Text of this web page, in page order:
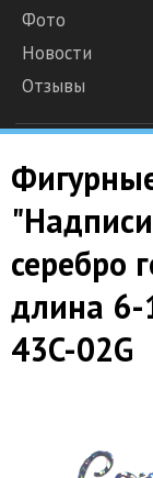
Фото
Новости
Отзывы
серебро
длина 6-
43C-02G